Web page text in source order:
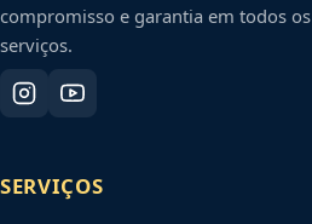
compromisso e garantia em todos os
serviços.
SERVIÇOS